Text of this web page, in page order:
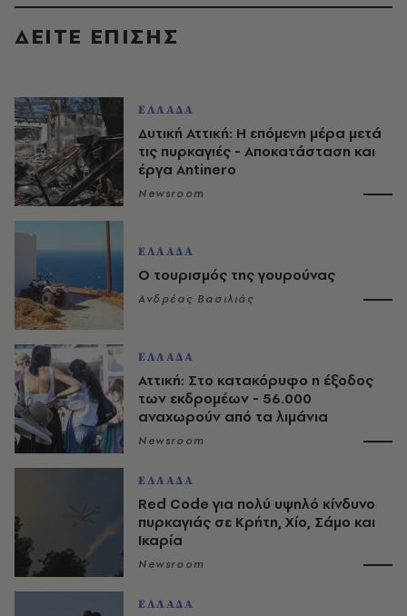
ΔΕΙΤΕ ΕΠΙΣΗΣ
ΕΛΛΑΔΑ
Δυτική Αττική: Η επόμενη μέρα μετά
τις πυρκαγιές - Αποκατάσταση και
έργα Antinero
Newsroom
ΕΛΛΑΔΑ
Ο τουρισμός της γουρούνας
Ανδρέας Βασιλιάς
ΕΛΛΑΔΑ
Αττική: Στο κατακόρυφο η έξοδος
των εκδρομέων - 56.000
αναχωρούν από τα λιμάνια
Newsroom
ΕΛΛΑΔΑ
Red Code για πολύ υψηλό κίνδυνο
πυρκαγιάς σε Κρήτη, Χίο, Σάμο και
Ικαρία
Newsroom
ΕΛΛΑΔΑ